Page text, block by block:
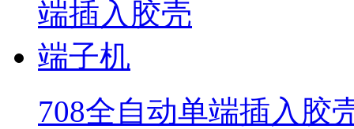
708全自动单端插入胶